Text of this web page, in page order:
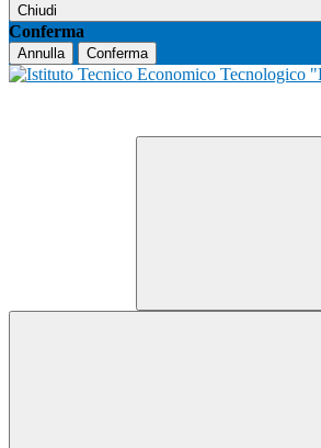
Chiudi
Conferma
Annulla Conferma